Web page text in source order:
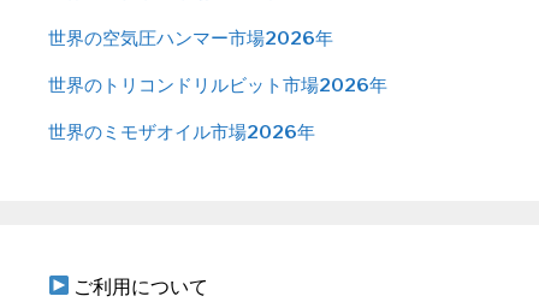
世界の空気圧ハンマー市場2026年
世界のトリコンドリルビット市場2026年
世界のミモザオイル市場2026年
ご利用について